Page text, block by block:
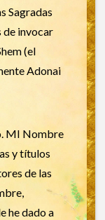
Sagradas
de invocar
(el
Adonai
MI Nombre
y títulos
de las
he dado a